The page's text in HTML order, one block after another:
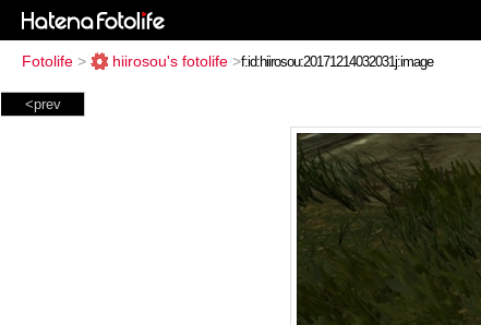
Fotolife > hiirosou's fotolife >
<prev